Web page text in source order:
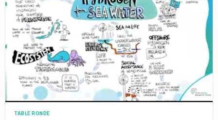
TABLE RONDE